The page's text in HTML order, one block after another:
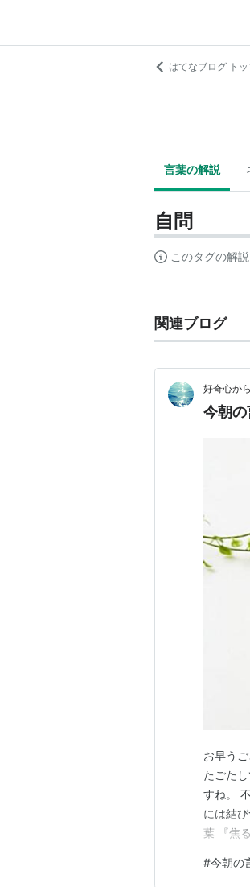
はてなブログ ト
言葉の解説
自問
このタグの解
関連ブログ
好奇心か
今朝
お早う
たごた
すね。
には結
葉 『焦
間でも
#今朝の